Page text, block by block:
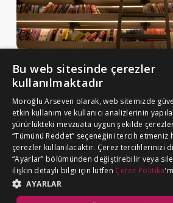
Haberler ve Yayınlar
MA Gazette
Kariyer
Çerez Politikası
Aydınlatma Metni
Bu web sitesinde çerezler
kullanılmaktadır
Moroğlu Arseven olarak, web sitemizde
etkin kullanım ve kullanıcı analizlerinin
yürürlükteki mevzuata uygun şekilde
“Tümünü Reddet” seçeneğini tercih etmeniz
çerezler kullanılacaktır. Çerez tercihlerinizi
“Ayarlar” bölümünden değiştirebilir veya
ilişkin detaylı bilgi için lütfen Çerez Politika
AYARLAR